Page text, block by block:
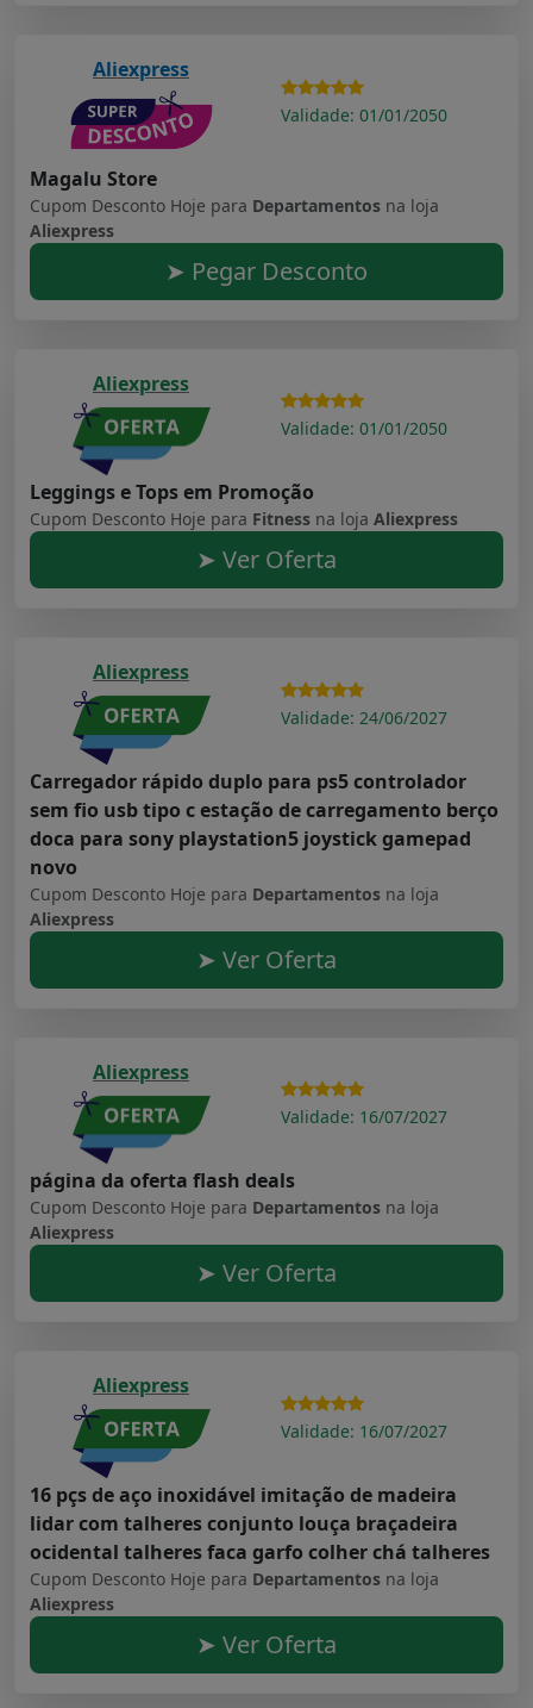
Aliexpress
Validade: 01/01/2050
Magalu Store
Cupom Desconto Hoje para Departamentos na loja
Aliexpress
➤ Pegar Desconto
Aliexpress
Validade: 01/01/2050
Leggings e Tops em Promoção
Cupom Desconto Hoje para Fitness na loja Aliexpress
➤ Ver Oferta
Aliexpress
Validade: 24/06/2027
Carregador rápido duplo para ps5 controlador
sem fio usb tipo c estação de carregamento berço
doca para sony playstation5 joystick gamepad
novo
Cupom Desconto Hoje para Departamentos na loja
Aliexpress
➤ Ver Oferta
Aliexpress
Validade: 16/07/2027
página da oferta flash deals
Cupom Desconto Hoje para Departamentos na loja
Aliexpress
➤ Ver Oferta
Aliexpress
Validade: 16/07/2027
16 pçs de aço inoxidável imitação de madeira
lidar com talheres conjunto louça braçadeira
ocidental talheres faca garfo colher chá talheres
Cupom Desconto Hoje para Departamentos na loja
Aliexpress
➤ Ver Oferta